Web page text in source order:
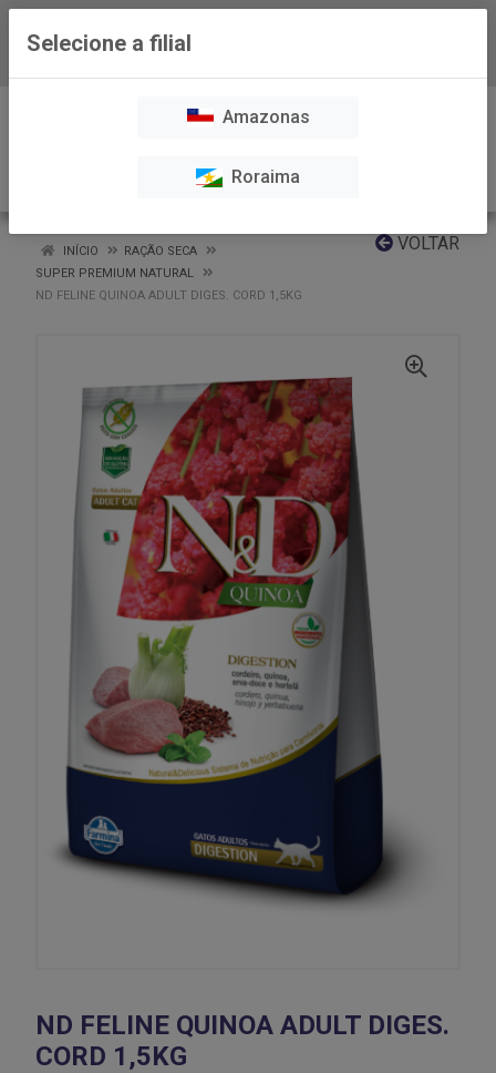
VOLTAR
INÍCIO
RAÇÃO SECA
SUPER PREMIUM NATURAL
ND FELINE QUINOA ADULT DIGES. CORD 1,5KG
ND FELINE QUINOA ADULT DIGES.
CORD 1,5KG
Selecione a filial
Amazonas
Roraima